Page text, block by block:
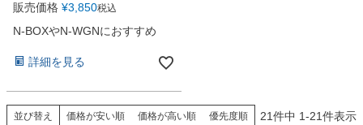
販売価格 ¥3,850税込
N-BOXやN-WGNにおすすめ
詳細を見る
並び替え 価格が安い順 価格が高い順 優先度順 21件中 1-21件表示